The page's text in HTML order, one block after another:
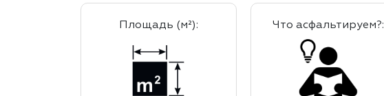
Площадь (м²): Что асфальтируем?: